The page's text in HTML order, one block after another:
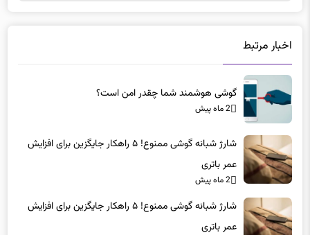
2 ماه پیش
عمر باتری
عمر باتری